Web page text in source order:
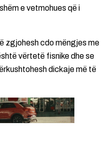
e vetmohues që i
zgjohesh cdo mëngjes me
vërtetë fisnike dhe se
dickaje më të